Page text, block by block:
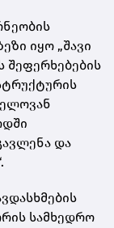
იყო „შავი
შეფერხებების
და
სამხედრო